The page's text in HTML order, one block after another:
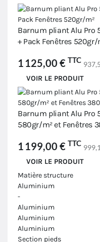
Barnum pliant Alu Pro
+ Pack Fenêtres 520gr/
1 125,00 € TTC
VOIR LE PRODUIT
Barnum pliant Alu Pro
580gr/m² et Fenêtres
1 199,00 € TTC
VOIR LE PRODUIT
Matière structure
Aluminium
-
Aluminium
Aluminium
Aluminium
Section pieds